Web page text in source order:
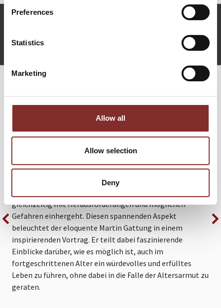
Preferences
Statistics
Marketing
Allow all
Allow selection
Deny
WEITERE VORTRÄGE VON MARTIN
GATTUNG
WAS TUN, WENN AM ENDE DES GELDES
In einer Zeit, in der die Menschen immer länger leben,
gleichzeitig mit Herausforderungen und möglichen
Gefahren einhergeht. Diesen spannenden Aspekt
beleuchtet der eloquente Martin Gattung in einem
inspirierenden Vortrag. Er teilt dabei faszinierende
Einblicke darüber, wie es möglich ist, auch im
fortgeschrittenen Alter ein würdevolles und erfülltes
Leben zu führen, ohne dabei in die Falle der Altersarmut zu
geraten.